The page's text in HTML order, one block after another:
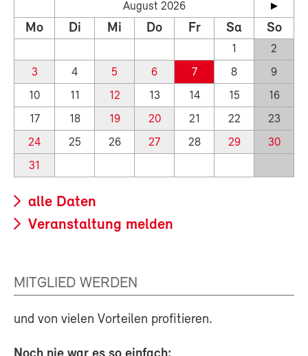
August 2026
Mo Di Mi Do Fr Sa So
1
2
3
4 5 6 7 8
9
10
11 12 13 14 15
16
17
18 19 20 21 22
23
24
25 26 27 28 29
30
31
alle Daten
Veranstaltung melden
MITGLIED WERDEN
und von vielen Vorteilen profitieren.